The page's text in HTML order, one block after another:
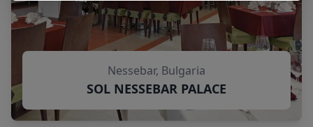
Nessebar, Bulgaria
SOL NESSEBAR PALACE